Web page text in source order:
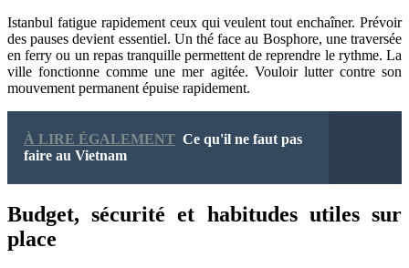
Istanbul fatigue rapidement ceux qui veulent tout enchaîner. Prévoir
des pauses devient essentiel. Un thé face au Bosphore, une traversée
en ferry ou un repas tranquille permettent de reprendre le rythme. La
ville fonctionne comme une mer agitée. Vouloir lutter contre son
mouvement permanent épuise rapidement.
À LIRE ÉGALEMENT Ce qu'il ne faut pas
faire au Vietnam
Budget, sécurité et habitudes utiles sur
place